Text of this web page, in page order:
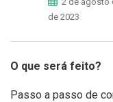
de 2023
O que será feito?
Passo a passo de